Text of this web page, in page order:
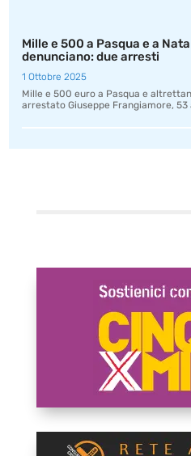
Mille e 500 a Pasqua e a
denunciano: due arresti
1 Ottobre 2025
Mille e 500 euro a Pasqua e
arrestato Giuseppe Frangiamore, 53